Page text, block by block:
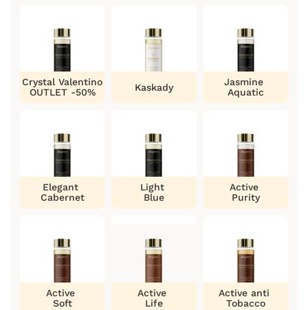
Crystal Valentino
OUTLET -50%
Kaskady
Jasmine
Aquatic
Elegant
Cabernet
Light
Blue
Active
Purity
Active
Soft
Active
Life
Active anti
Tobacco